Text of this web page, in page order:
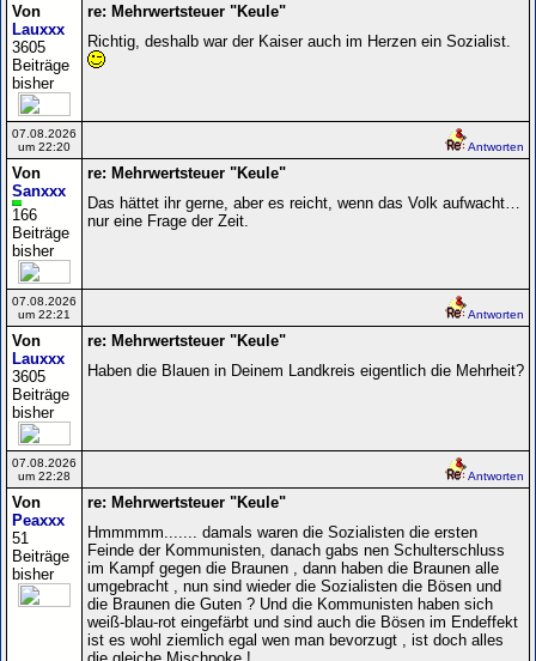
Von
Lauxxx
3605
Beiträge
bisher
re: Mehrwertsteuer "Keule"
Richtig, deshalb war der Kaiser auch im Herzen ein Sozialist.
07.08.2026
um 22:20
Antworten
Von
Sanxxx
166
Beiträge
bisher
re: Mehrwertsteuer "Keule"
Das hättet ihr gerne, aber es reicht, wenn das Volk aufwacht…
nur eine Frage der Zeit.
07.08.2026
um 22:21
Antworten
Von
Lauxxx
3605
Beiträge
bisher
re: Mehrwertsteuer "Keule"
Haben die Blauen in Deinem Landkreis eigentlich die Mehrheit?
07.08.2026
um 22:28
Antworten
Von
Peaxxx
51
Beiträge
bisher
re: Mehrwertsteuer "Keule"
Hmmmmm....... damals waren die Sozialisten die ersten
Feinde der Kommunisten, danach gabs nen Schulterschluss
im Kampf gegen die Braunen , dann haben die Braunen alle
umgebracht , nun sind wieder die Sozialisten die Bösen und
die Braunen die Guten ? Und die Kommunisten haben sich
weiß-blau-rot eingefärbt und sind auch die Bösen im Endeffekt
ist es wohl ziemlich egal wen man bevorzugt , ist doch alles